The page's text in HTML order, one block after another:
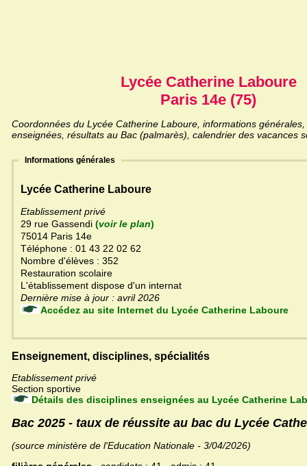
Lycée Catherine Laboure
Paris 14e (75)
Coordonnées du Lycée Catherine Laboure, informations
enseignées, résultats au Bac (palmarès), calendrier des vacances
Informations générales
Lycée Catherine Laboure
Etablissement privé
29 rue Gassendi (voir le plan)
75014 Paris 14e
Téléphone : 01 43 22 02 62
Nombre d'élèves : 352
Restauration scolaire
L'établissement dispose d'un internat
Dernière mise à jour : avril 2026
Accédez au site Internet du Lycée Catherine Laboure
Enseignement, disciplines, spécialités
Etablissement privé
Section sportive
Détails des disciplines enseignées au Lycée Catherine
Bac 2025 - taux de réussite au bac du Lycée
(source ministère de l'Education Nationale - 3/04/2026)